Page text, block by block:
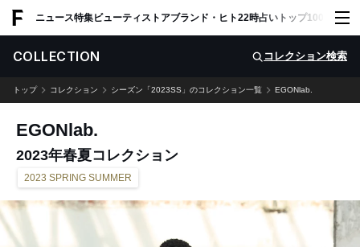
ニュース特集ビューティ ストアブランド・ヒト22時占い トップ100 スナッ
COLLECTION コレクション検索
トップ コレクション シーズン「2023SS」のコレクション一覧 EGONlab.
EGONlab.
2023年春夏コレクション
2023 SPRING SUMMER